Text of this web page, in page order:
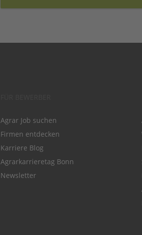
Agrar Job suchen
Firmen entdecken
Karriere Blog
Agrarkarrieretag Bonn
Newsletter